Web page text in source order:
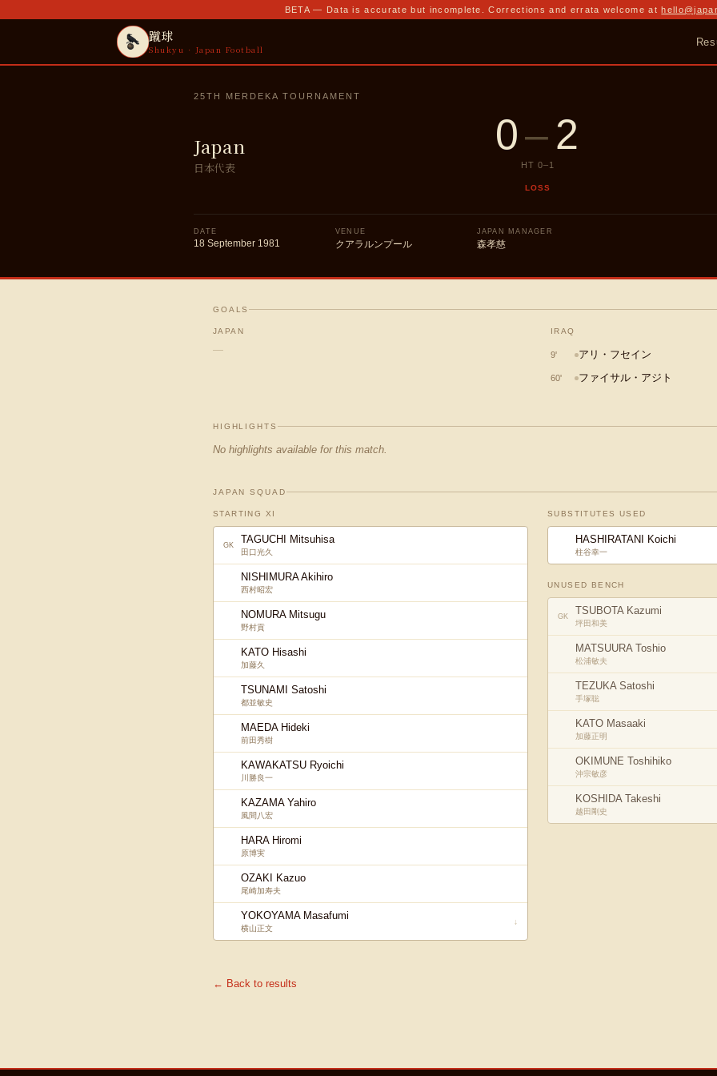
BETA — Data is accurate but incomplete. Corrections and errata welcome at
蹴球
Shukyu · Japan Football
25TH MERDEKA TOURNAMENT
Japan
日本代表
0–2
HT 0–1
LOSS
DATE
18 September 1981
VENUE
クアラルンプール
JAPAN MANAGER
森孝慈
GOALS
JAPAN
—
IRAQ
9' アリ・フセイン
60' ファイサル・アジト
HIGHLIGHTS
No highlights available for this match.
JAPAN SQUAD
STARTING XI
GK TAGUCHI Mitsuhisa
田口光久
NISHIMURA Akihiro
西村昭宏
NOMURA Mitsugu
野村貢
KATO Hisashi
加藤久
TSUNAMI Satoshi
都並敏史
MAEDA Hideki
前田秀樹
KAWAKATSU Ryoichi
川勝良一
KAZAMA Yahiro
風間八宏
HARA Hiromi
原博実
OZAKI Kazuo
尾崎加寿夫
YOKOYAMA Masafumi
横山正文
↓
SUBSTITUTES USED
HASHIRATANI Koichi
柱谷幸一
UNUSED BENCH
GK TSUBOTA Kazumi
坪田和美
MATSUURA Toshio
松浦敏夫
TEZUKA Satoshi
手塚聡
KATO Masaaki
加藤正明
OKIMUNE Toshihiko
沖宗敏彦
KOSHIDA Takeshi
越田剛史
← Back to results